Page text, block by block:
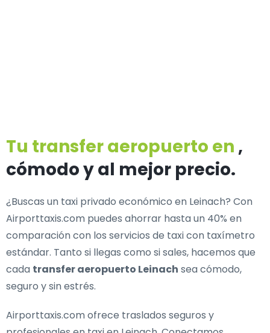
Tu transfer aeropuerto en ,
cómodo y al mejor precio.
¿Buscas un taxi privado económico en Leinach? Con
Airporttaxis.com puedes ahorrar hasta un 40% en
comparación con los servicios de taxi con taxímetro
estándar. Tanto si llegas como si sales, hacemos que
cada transfer aeropuerto Leinach sea cómodo,
seguro y sin estrés.
Airporttaxis.com ofrece traslados seguros y